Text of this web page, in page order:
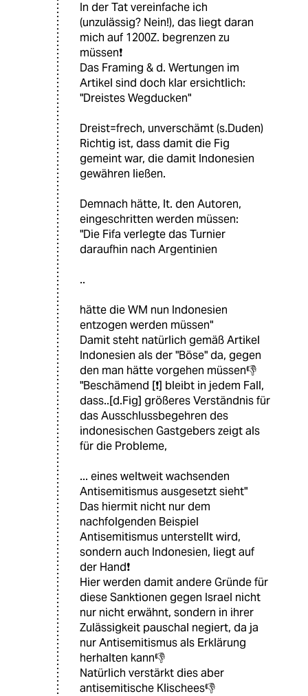
In der Tat vereinfache ich
(unzulässig? Nein!), das liegt daran
mich auf 1200Z. begrenzen zu
müssen❗
Das Framing & d. Wertungen im
Artikel sind doch klar ersichtlich:
"Dreistes Wegducken"
Dreist=frech, unverschämt (s.Duden)
Richtig ist, dass damit die Fig
gemeint war, die damit Indonesien
gewähren ließen.
Demnach hätte, lt. den Autoren,
eingeschritten werden müssen:
"Die Fifa verlegte das Turnier
daraufhin nach Argentinien
..
hätte die WM nun Indonesien
entzogen werden müssen"
Damit steht natürlich gemäß Artikel
Indonesien als der "Böse" da, gegen
den man hätte vorgehen müssen👎
"Beschämend [❗] bleibt in jedem Fall,
dass..[d.Fig] größeres Verständnis für
das Ausschlussbegehren des
indonesischen Gastgebers zeigt als
für die Probleme,
... eines weltweit wachsenden
Antisemitismus ausgesetzt sieht"
Das hiermit nicht nur dem
nachfolgenden Beispiel
Antisemitismus unterstellt wird,
sondern auch Indonesien, liegt auf
der Hand❗
Hier werden damit andere Gründe für
diese Sanktionen gegen Israel nicht
nur nicht erwähnt, sondern in ihrer
Zulässigkeit pauschal negiert, da ja
nur Antisemitismus als Erklärung
herhalten kann👎
Natürlich verstärkt dies aber
antisemitische Klischees👎